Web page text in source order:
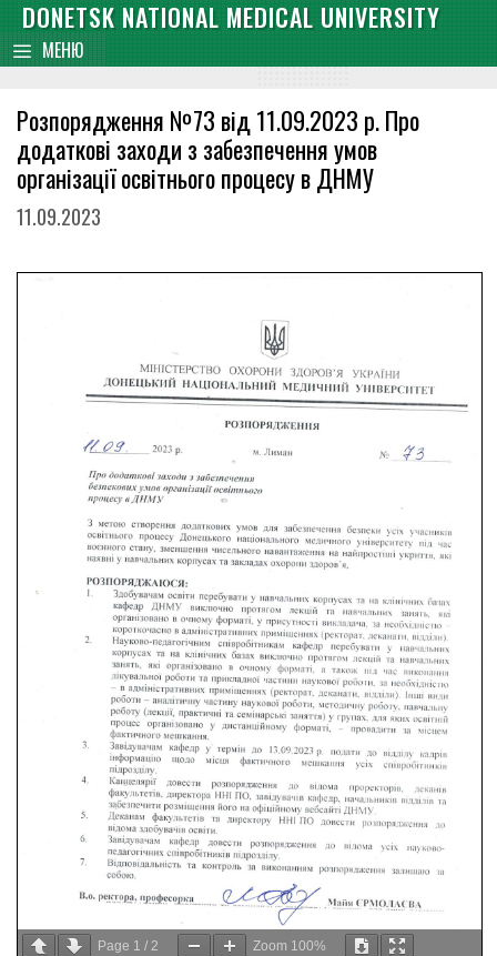
content
Skip
to
content
DONETSK NATIONAL MEDICAL UNIVERSITY
МЕНЮ
Розпорядження №73 від 11.09.2023 р. Про
додаткові заходи з забезпечення умов
організації освітнього процесу в ДНМУ
11.09.2023
Page 1 / 2 Zoom 100%